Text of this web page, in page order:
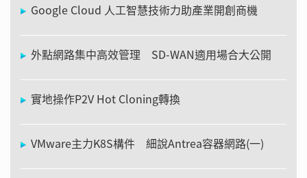
Google Cloud 人工智慧技術力助產業開創商機
外點網路集中高效管理 SD-WAN適用場合大公開
實地操作P2V Hot Cloning轉換
VMware主力K8S構件 細說Antrea容器網路(一)